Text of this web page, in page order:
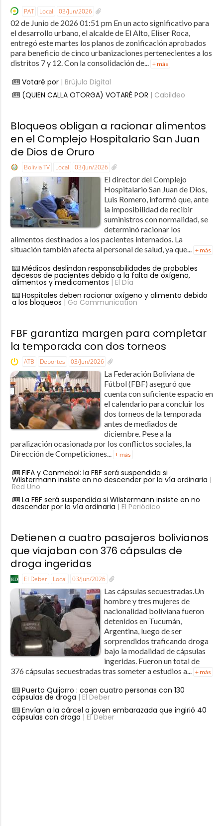
PAT Local 03/Jun/2026
02 de Junio de 2026 01:51 pm En un acto significativo para
el desarrollo urbano, el alcalde de El Alto, Eliser Roca,
entregó este martes los planos de zonificación aprobados
para beneficio de cinco urbanizaciones pertenecientes a los
distritos 7 y 12. Con la consolidación de... + más
Votaré por| Brújula Digital
(QUIEN CALLA OTORGA) VOTARÉ POR | Cabildeo
Bloqueos obligan a racionar alimentos
en el Complejo Hospitalario San Juan
de Dios de Oruro
Bolivia TV Local 03/Jun/2026
El director del Complejo
Hospitalario San Juan de Dios,
Luis Romero, informó que, ante
la imposibilidad de recibir
suministros con normalidad, se
determinó racionar los
alimentos destinados a los pacientes internados. La
situación también afecta al personal de salud, ya que... + más
Médicos deslindan responsabilidades de probables
decesos de pacientes debido a la falta de oxígeno,
alimentos y medicamentos | El Día
Hospitales deben racionar oxígeno y alimento debido
a los bloqueos | Go Communication
FBF garantiza margen para completar
la temporada con dos torneos
ATB Deportes 03/Jun/2026
La Federación Boliviana de
Fútbol (FBF) aseguró que
cuenta con suficiente espacio en
el calendario para concluir los
dos torneos de la temporada
antes de mediados de
diciembre. Pese a la
paralización ocasionada por los conflictos sociales, la
Dirección de Competiciones... + más
FIFA y Conmebol: la FBF será suspendida si
Wilstermann insiste en no descender por la vía ordinaria |
Red Uno
La FBF será suspendida si Wilstermann insiste en no
descender por la vía ordinaria | El Periódico
Detienen a cuatro pasajeros bolivianos
que viajaban con 376 cápsulas de
droga ingeridas
El Deber Local 03/Jun/2026
Las cápsulas secuestradas.Un
hombre y tres mujeres de
nacionalidad boliviana fueron
detenidos en Tucumán,
Argentina, luego de ser
sorprendidos traficando droga
bajo la modalidad de cápsulas
ingeridas. Fueron un total de
376 cápsulas secuestradas tras someter a estudios a... + más
Puerto Quijarro : caen cuatro personas con 130
cápsulas de droga | El Deber
Envían a la cárcel a joven embarazada que ingirió 40
cápsulas con droga | El Deber